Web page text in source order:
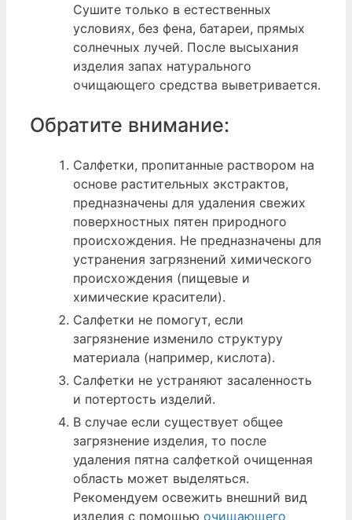
Сушите только в естественных
условиях, без фена, батареи, прямых
солнечных лучей. После высыхания
изделия запах натурального
очищающего средства выветривается.
Обратите внимание:
Салфетки, пропитанные раствором на
основе растительных экстрактов,
предназначены для удаления свежих
поверхностных пятен природного
происхождения. Не предназначены для
устранения загрязнений химического
происхождения (пищевые и
химические красители).
Салфетки не помогут, если
загрязнение изменило структуру
материала (например, кислота).
Салфетки не устраняют засаленность
и потертость изделий.
В случае если существует общее
загрязнение изделия, то после
удаления пятна салфеткой очищенная
область может выделяться.
Рекомендуем освежить внешний вид
изделия с помощью очищающего